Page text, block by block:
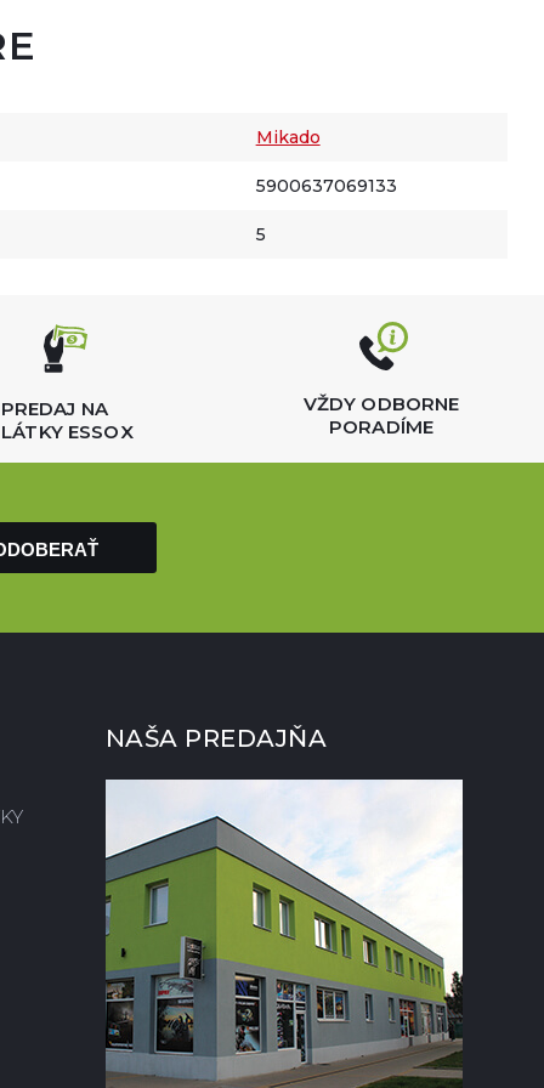
Mikado
5900637069133
5
PREDAJ NA
ESSOX
VŽDY ODBORNE
PORADÍME
NAŠA PREDAJŇA